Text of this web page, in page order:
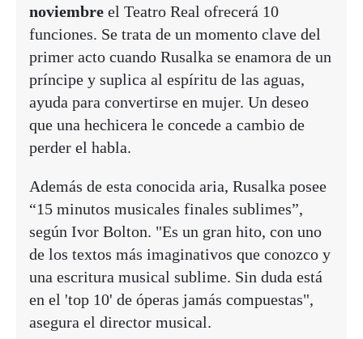
noviembre el Teatro Real ofrecerá 10
funciones. Se trata de un momento clave del
primer acto cuando Rusalka se enamora de un
príncipe y suplica al espíritu de las aguas,
ayuda para convertirse en mujer. Un deseo
que una hechicera le concede a cambio de
perder el habla.
Además de esta conocida aria, Rusalka posee
“15 minutos musicales finales sublimes”,
según Ivor Bolton. "Es un gran hito, con uno
de los textos más imaginativos que conozco y
una escritura musical sublime. Sin duda está
en el 'top 10' de óperas jamás compuestas",
asegura el director musical.